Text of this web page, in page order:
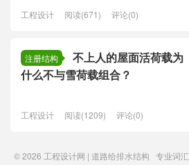
工程设计 阅读(671) 评论(0)
注册结构
不上人的屋面活荷载为
什么不与雪荷载组合？
工程设计 阅读(1209) 评论(0)
© 2026 工程设计网 | 道路给排水结构 专业词汇